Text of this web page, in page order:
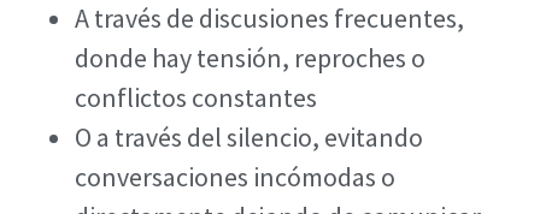
A través de discusiones frecuentes,
donde hay tensión, reproches o
conflictos constantes
O a través del silencio, evitando
conversaciones incómodas o